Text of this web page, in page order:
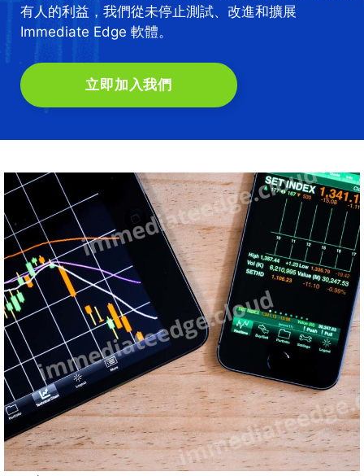
有人的利益，我們從未停止測試、改進和擴展
Immediate Edge 軟體。
立即加入我們